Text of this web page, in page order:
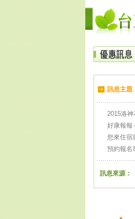
訊息主題
2015洛
好康報報
您來住宿
預約報名
訊息來源：